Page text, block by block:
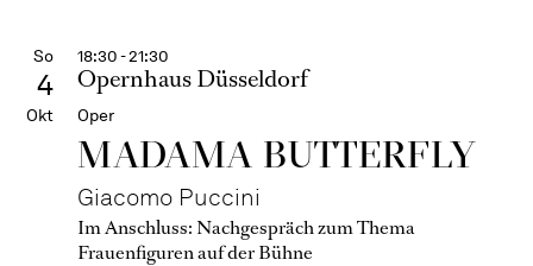
So
4
Okt
18:30 - 21:30
Opernhaus Düsseldorf
Oper
MADAMA BUTTER­FLY
Giacomo Puccini
Im Anschluss:Nachgespräch zum Thema
Frauenfiguren auf der Bühne